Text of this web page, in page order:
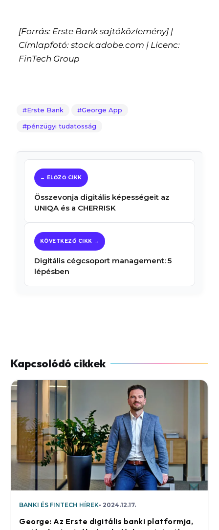
[Forrás: Erste Bank sajtóközlemény] |
Címlapfotó: stock.adobe.com | Licenc:
FinTech Group
Erste Bank George App
pénzügyi tudatosság
Összevonja digitális képességeit az
UNIQA és a CHERRISK
Digitális cégcsoport management: 5
lépésben
BANKI ÉS FINTECH HÍREK 2024.12.17.
George: Az Erste digitális banki platformja,